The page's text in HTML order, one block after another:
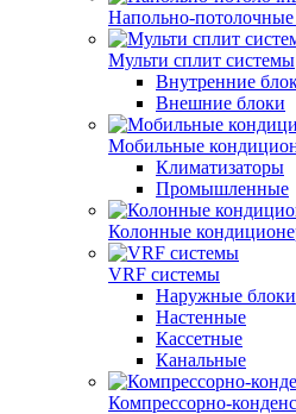
Напольно-
Мульти сплит системы
Внутренние
Внешние блоки
Мобильные
Климатизаторы
Промышленные
Колонные
VRF системы
Наружные блоки
Настенные
Кассетные
Канальные
Компрессорно-